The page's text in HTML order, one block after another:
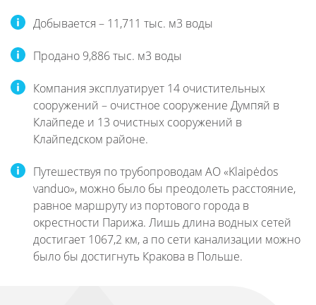
Добывается – 11,711 тыс. м3 воды
Продано 9,886 тыс. м3 воды
Компания эксплуатирует 14 очистительных
сооружений – очистное сооружение Думпяй в
Клайпеде и 13 очистных сооружений в
Клайпедском районе.
Путешествуя по трубопроводам АО «Klaipėdos
vanduo», можно было бы преодолеть расстояние,
равное маршруту из портового города в
окрестности Парижа. Лишь длина водных сетей
достигает 1067,2 км, а по сети канализации можно
было бы достигнуть Кракова в Польше.